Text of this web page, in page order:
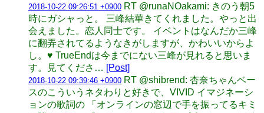
2018-10-22 09:26:51 +0900 RT @runaNOakami: きのう朝5
時にガシャっと。 三峰結華きてくれました。やっと出
会えました。恋人同士です。 イベントはなんだか三峰
に翻弄されてるようなきがしますが、かわいいからよ
し。♥ TrueEndは今までにない三峰が見れると思いま
す。見てくださ… [Post]
2018-10-22 09:39:46 +0900 RT @shibrend: 杏奈ちゃんベー
スのこういうネタわりと好きで、VIVID イマジネーシ
ョンの歌詞の 「オンラインの窓辺で手を振ってるキミ